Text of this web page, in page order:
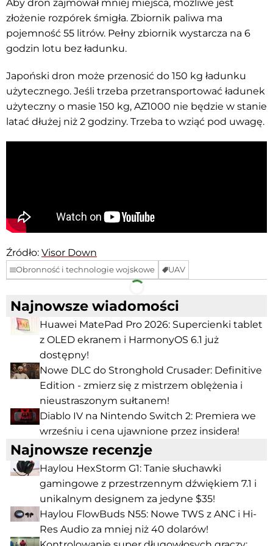
Aby dron zajmował mniej miejsca, możliwe jest
złożenie rozpórek śmigła. Zbiornik paliwa ma
pojemność 55 litrów. Pełny zbiornik wystarcza na 6
godzin lotu bez ładunku.
Japoński dron może przenosić do 150 kg ładunku
użytecznego. Jeśli trzeba przetransportować ładunek
użyteczny o masie 150 kg, AZ1000 nie będzie w stanie
latać dłużej niż 2 godziny. Trzeba to wziąć pod uwagę.
Źródło: Visor Down
Obronność i technologie wojskowe UAV
Facebook Telegram
Najnowsze wiadomości
Huawei MatePad Pro 2026: Supercienki tablet
z OLED ekranem i HarmonyOS 6.1 już
dostępny!
Nowe DLC do Stronghold Crusader: Definitive
Edition - zmierz się z mistrzem oblężenia i
nieustraszonym sułtanem!
Diablo IV na Nintendo Switch 2: Premiera we
wrześniu i cena ujawnione przez insidera!
Najnowsze recenzje
Haylou HexStorm G1: Tanie słuchawki
gamingowe z przestrzennym dźwiękiem 7.1 i
unikalnym designem za jedyne $35!
Haylou FlowBuds N55: Nowe TWS z ANC i Hi-
Res Audio za mniej niż 40 dolarów!